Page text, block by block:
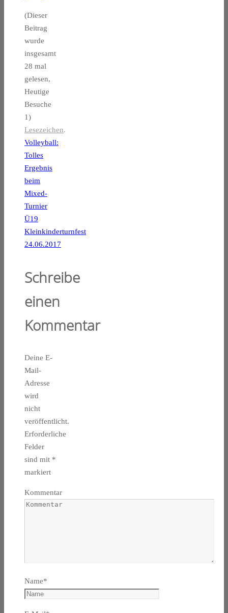
(Dieser
Beitrag
wurde
insgesamt
28 mal
gelesen,
Heutige
Besuche
1)
Lesezeichen.
Volleyball:
Tolles
Ergebnis
beim
Mixed-
Turnier
Ü19
Kleinkinderturnfest
24.06.2017
Schreibe
einen
Kommentar
Deine E-
Mail-
Adresse
wird
nicht
veröffentlicht.
Erforderliche
Felder
sind mit *
markiert
Kommentar
Name*